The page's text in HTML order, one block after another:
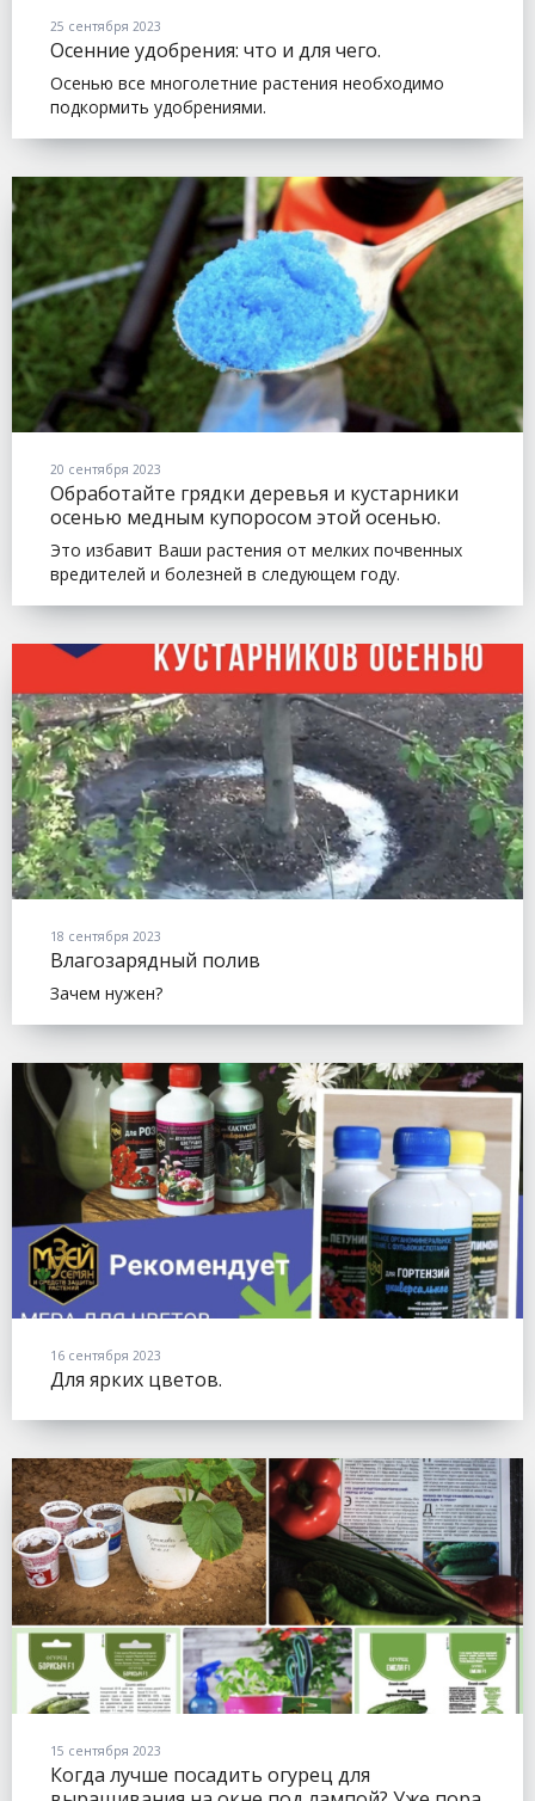
25 сентября 2023
Осенние удобрения: что и для чего.
Осенью все многолетние растения необходимо
подкормить удобрениями.
20 сентября 2023
Обработайте грядки деревья и кустарники
осенью медным купоросом этой осенью.
Это избавит Ваши растения от мелких почвенных
вредителей и болезней в следующем году.
18 сентября 2023
Влагозарядный полив
Зачем нужен?
16 сентября 2023
Для ярких цветов.
15 сентября 2023
Когда лучше посадить огурец для